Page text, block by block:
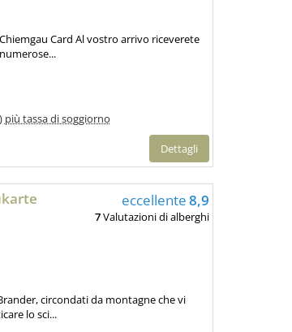
Card Al vostro arrivo riceverete
più tassa di soggiorno
Dettagli
eccellente8,9
7Valutazioni di alberghi
circondati da montagne che vi
lo sci...